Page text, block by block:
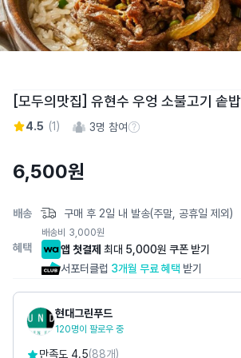
토
어
스
리
세
이
[모두의맛집] 유현수 우엉 소불고기 솥
4.5 (1) 3명 참여참여 수 정보
6,500원
배송 구매 후 2일 내 발송(주말, 공휴일 제외)
배송비 3,000원
혜택 앱 첫결제 최대 5,000원 쿠폰 받기
서포터클럽 3개월 무료 혜택 받기
현대그린푸드
120명이 팔로우 중
만족도 4.5(88개)